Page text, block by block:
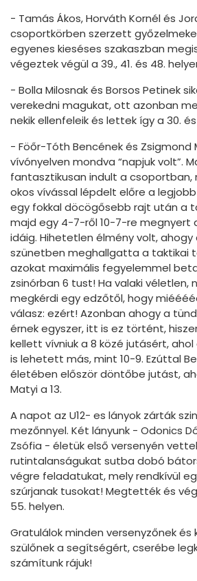
- Tamás Ákos, Horváth Kornél és
csoportkörben szerzett
egyenes kieséses szakaszban
végeztek végül a 39., 41. és 48.
- Bolla Milosnak és Borsos Petinek
verekedni magukat, ott azonban
nekik ellenfeleik és lettek így a 30. és
- Föőr-Tóth Bencének és Zsigmond
vívónyelven mondva “napjuk volt”.
fantasztikusan indult a csoportban,
okos vívással lépdelt előre a
egy fokkal döcögősebb rajt után a
majd egy 4-7-ről 10-7-re megnyert
idáig. Hihetetlen élmény volt, ahogy
szünetben meghallgatta a taktikai
azokat maximális fegyelemmel
zsinórban 6 tust! Ha valaki
megkérdi egy edzőtől, hogy
válasz: ezért! Azonban ahogy a
érnek egyszer, itt is ez történt,
kellett vívniuk a 8 közé jutásért,
is lehetett más, mint 10-9. Ezúttal
életében először döntőbe jutást,
Matyi a 13.
A napot az U12- es lányok zárták
mezőnnyel. Két lányunk - Odonics
Zsófia - életük első versenyén
rutintalanságukat sutba dobó
végre feladatukat, mely rendkívül
szúrjanak tusokat! Megtették és
55. helyen.
Gratulálok minden versenyzőnek és
szülőnek a segítségért, cserébe
számítunk rájuk!